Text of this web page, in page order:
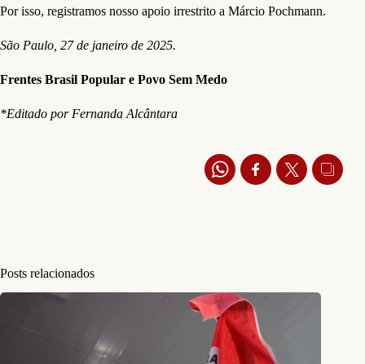
Por isso, registramos nosso apoio irrestrito a Márcio Pochmann.
São Paulo, 27 de janeiro de 2025.
Frentes Brasil Popular e Povo Sem Medo
*Editado por Fernanda Alcântara
Posts relacionados